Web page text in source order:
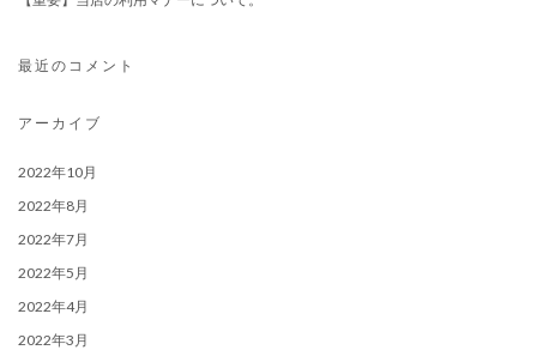
最近のコメント
アーカイブ
2022年10月
2022年8月
2022年7月
2022年5月
2022年4月
2022年3月